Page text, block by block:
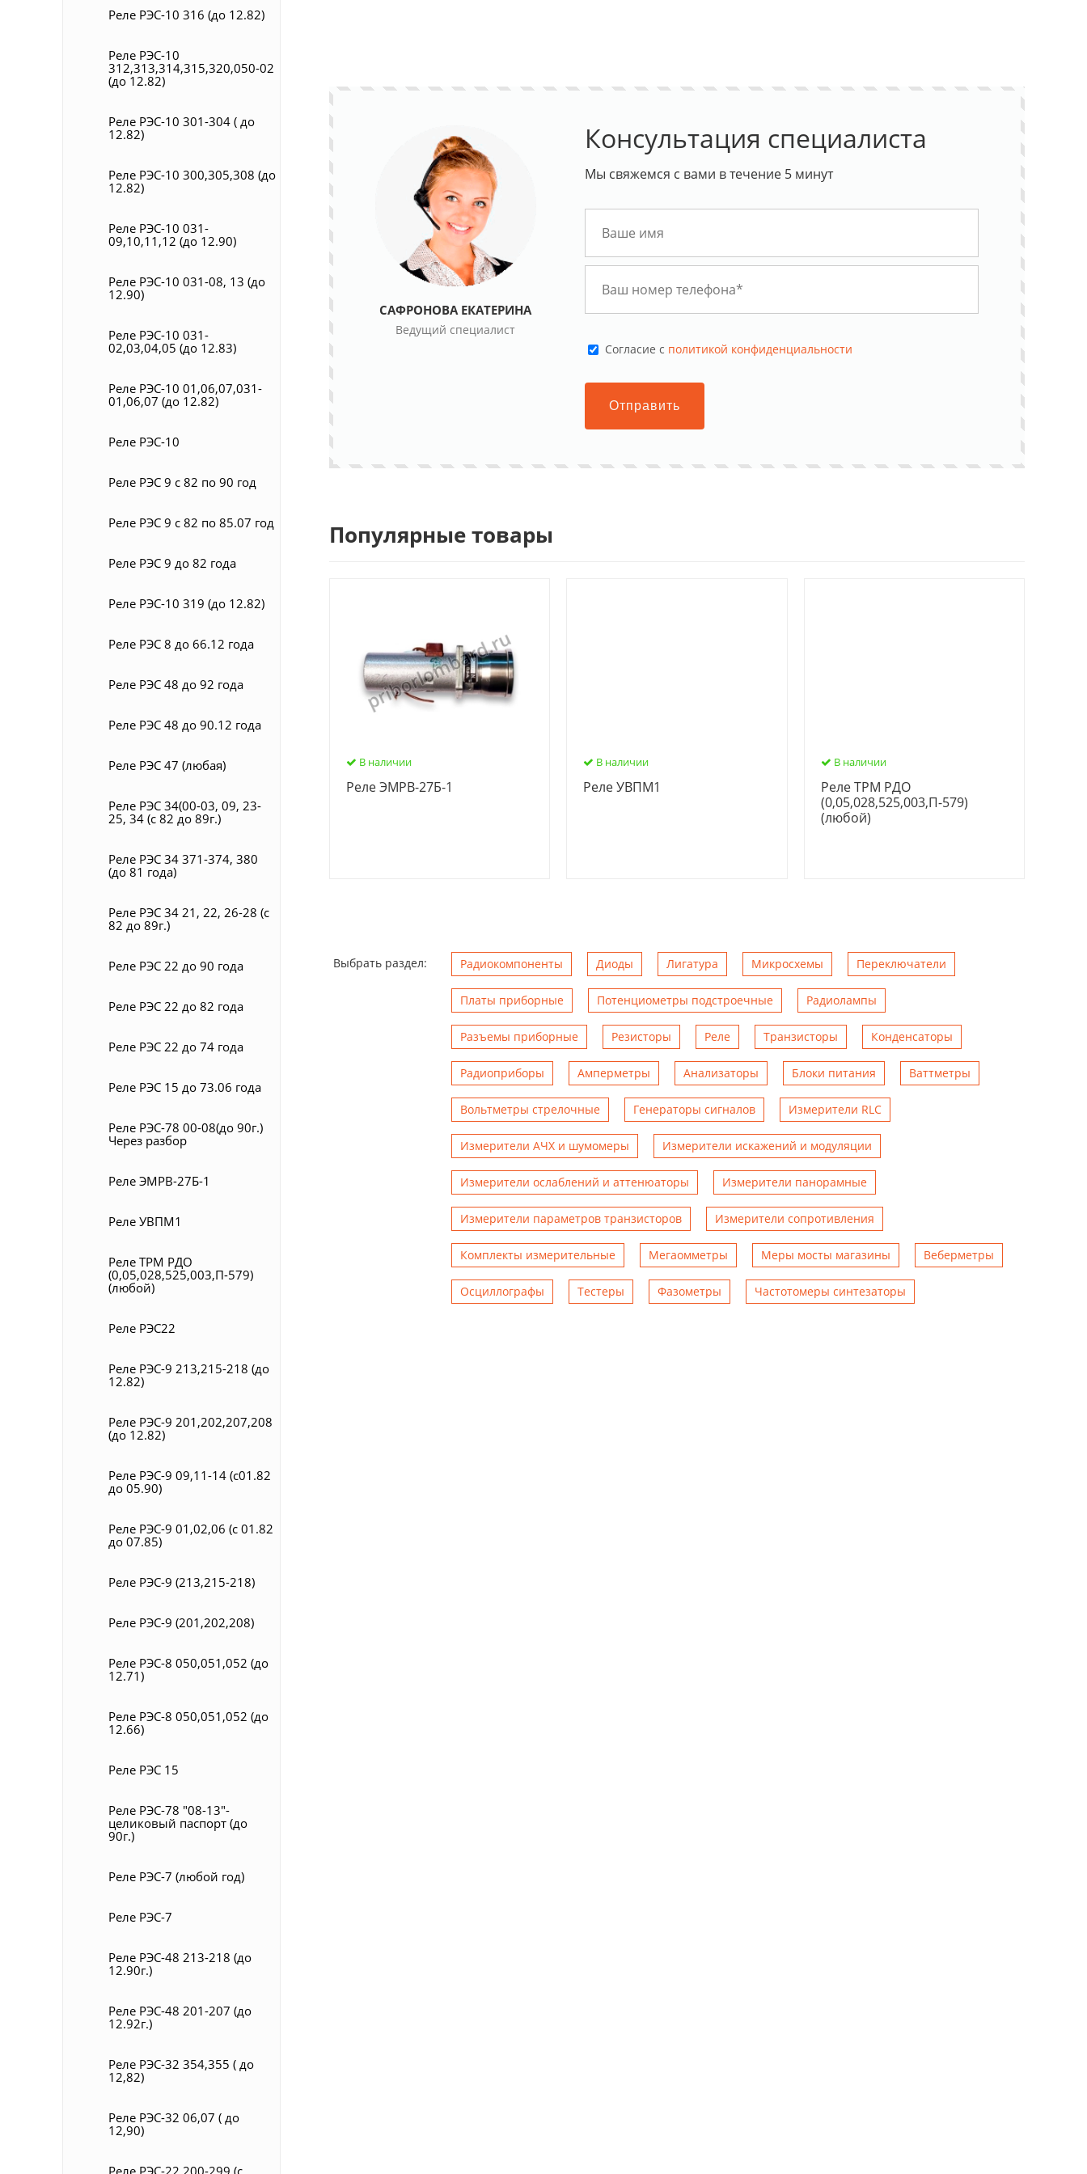
Реле РЭС-10 316 (до 12.82)
Реле РЭС-10
312,313,314,315,320,050-02
(до 12.82)
Реле РЭС-10 301-304 ( до
12.82)
Реле РЭС-10 300,305,308 (до
12.82)
Реле РЭС-10 031-
09,10,11,12 (до 12.90)
Реле РЭС-10 031-08, 13 (до
12.90)
Реле РЭС-10 031-
02,03,04,05 (до 12.83)
Реле РЭС-10 01,06,07,031-
01,06,07 (до 12.82)
Реле РЭС-10
Реле РЭС 9 с 82 по 90 год
Реле РЭС 9 с 82 по 85.07 год
Реле РЭС 9 до 82 года
Реле РЭС-10 319 (до 12.82)
Реле РЭС 8 до 66.12 года
Реле РЭС 48 до 92 года
Реле РЭС 48 до 90.12 года
Реле РЭС 47 (любая)
Реле РЭС 34(00-03, 09, 23-
25, 34 (с 82 до 89г.)
Реле РЭС 34 371-374, 380
(до 81 года)
Реле РЭС 34 21, 22, 26-28 (с
82 до 89г.)
Реле РЭС 22 до 90 года
Реле РЭС 22 до 82 года
Реле РЭС 22 до 74 года
Реле РЭС 15 до 73.06 года
Реле РЭС-78 00-08(до 90г.)
Через разбор
Реле ЭМРВ-27Б-1
Реле УВПМ1
Реле ТРМ РДО
(0,05,028,525,003,П-579)
(любой)
Реле РЭС22
Реле РЭС-9 213,215-218 (до
12.82)
Реле РЭС-9 201,202,207,208
(до 12.82)
Реле РЭС-9 09,11-14 (с01.82
до 05.90)
Реле РЭС-9 01,02,06 (с 01.82
до 07.85)
Реле РЭС-9 (213,215-218)
Реле РЭС-9 (201,202,208)
Реле РЭС-8 050,051,052 (до
12.71)
Реле РЭС-8 050,051,052 (до
12.66)
Реле РЭС 15
Реле РЭС-78 "08-13"-
целиковый паспорт (до
90г.)
Реле РЭС-7 (любой год)
Реле РЭС-7
Реле РЭС-48 213-218 (до
12.90г.)
Реле РЭС-48 201-207 (до
12.92г.)
Реле РЭС-32 354,355 ( до
12,82)
Реле РЭС-32 06,07 ( до
12,90)
Реле РЭС-22 200-299 (с
САФРОНОВА ЕКАТЕРИНА
Ведущий специалист
Консультация специалиста
Мы свяжемся с вами в течение 5 минут
Cогласие с политикой конфиденциальности
Отправить
Популярные товары
В наличии
Реле ЭМРВ-27Б-1
В наличии
Реле УВПМ1
В наличии
Реле ТРМ РДО
(0,05,028,525,003,П-579)
(любой)
Выбрать раздел: Радиокомпоненты Диоды Лигатура Микросхемы Переключатели
Платы приборные Потенциометры подстроечные Радиолампы
Разъемы приборные Резисторы Реле Транзисторы Конденсаторы
Радиоприборы Амперметры Анализаторы Блоки питания Ваттметры
Вольтметры стрелочные Генераторы сигналов Измерители RLC
Измерители АЧХ и шумомеры Измерители искажений и модуляции
Измерители ослаблений и аттенюаторы Измерители панорамные
Измерители параметров транзисторов Измерители сопротивления
Комплекты измерительные Мегаомметры Меры мосты магазины Веберметры
Осциллографы Тестеры Фазометры Чаcтотомеры синтезаторы